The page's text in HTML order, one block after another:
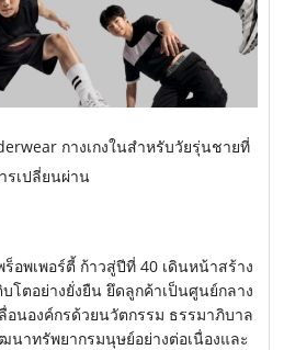
กางเกงในสำหรับวัยรุ่นชายที่
รเปลี่ยนผ่าน
อพเพอร์ตี้ ก้าวสู่ปีที่ 40 เดินหน้าสร้าง
บโตอย่างยั่งยืน ยึดลูกค้าเป็นศูนย์กลาง
อนองค์กรด้วยนวัตกรรม ธรรมาภิบาล
นาทรัพยากรมนุษย์อย่างต่อเนื่องและ